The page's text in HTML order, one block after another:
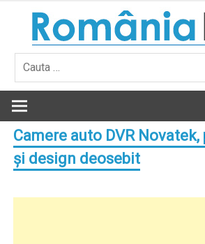
content
Camere auto DVR
şi design deosebit